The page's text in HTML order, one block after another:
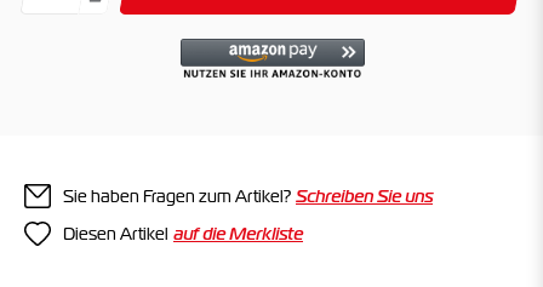
Sie haben Fragen zum Artikel? Schreiben Sie uns
Diesen Artikel